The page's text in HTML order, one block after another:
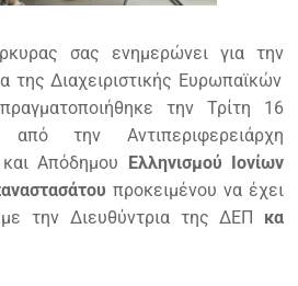
σας ενημερώνει για την
της Διαχειριστικής Ευρωπαϊκών
την Τρίτη 16
από την Αντιπεριφερειάρχη
και Απόδημου Ελληνισμού Ιονίων
προκειμένου να έχει
την Διευθύντρια της ΔΕΠ κα